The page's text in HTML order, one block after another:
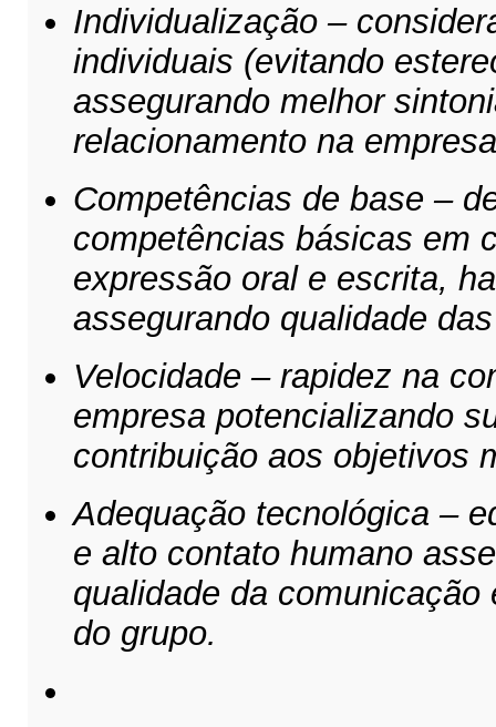
Individualização –
individuais (evitando
assegurando melhor
relacionamento na
Competências de base –
competências básicas em
expressão oral e escrita,
assegurando qualidade
Velocidade – rapidez na
empresa potencializando
contribuição aos objetivos
Adequação tecnológica –
e alto contato humano
qualidade da
do grupo.